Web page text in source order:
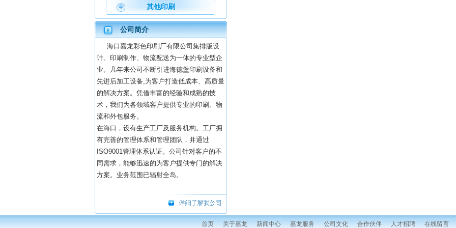
其他印刷
公司简介
海口嘉龙彩色印刷厂有限公司集排版设
计、印刷制作、物流配送为一体的专业型企
业。几年来公司不断引进海德堡印刷设备和
先进后加工设备,为客户打造低成本、高质量
的解决方案。凭借丰富的经验和成熟的技
术，我们为各领域客户提供专业的印刷、物
流和外包服务。
在海口，设有生产工厂及服务机构。工厂拥
有完善的管理体系和管理团队，并通过
ISO9001管理体系认证。公司针对客户的不
同需求，能够迅速的为客户提供专门的解决
方案。业务范围已辐射全岛。
首页 关于嘉龙 新闻中心 嘉龙服务 公司文化 合作伙伴 人才招聘 在线留言